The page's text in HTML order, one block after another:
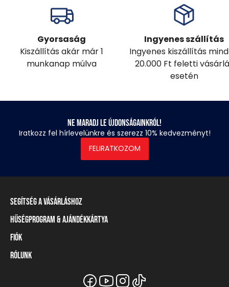
Gyorsaság
Kiszállítás akár már 1
munkanap múlva
Ingyenes szállítás
Ingyenes kiszállítás
20.000 Ft feletti
esetén
Ne maradj le újdonságainkról!
Iratkozz fel hírlevelünkre és szerezz 10% kedvezményt!
FELIRATKOZOM
Segítség a vásárláshoz
Szállítási információ
Fizetési módok
Mérettáblázat
Üzleteink és viszonteladók
Gyakori kérdések (GYIK)
Hűségprogram & Ajándékkártya
Törzsvásárlói program
Ajándékkártya
Fiók
Belépés / Regisztráció
Rólunk
A Heavy Tools márka